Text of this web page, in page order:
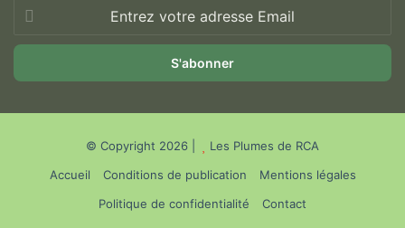
votre
adresse
© Copyright 2026 |
Les Plumes de RCA
Accueil
Conditions de publication
Mentions légales
Politique de confidentialité
Contact